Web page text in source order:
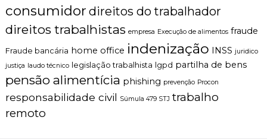
consumidor direitos do trabalhador
direitos trabalhistas empresa Execução de alimentos fraude
Fraude bancária home office indenização INSS juridico
justiça laudo técnico legislação trabalhista lgpd partilha de bens
pensão alimentícia phishing prevenção Procon
responsabilidade civil Súmula 479 STJ trabalho
remoto